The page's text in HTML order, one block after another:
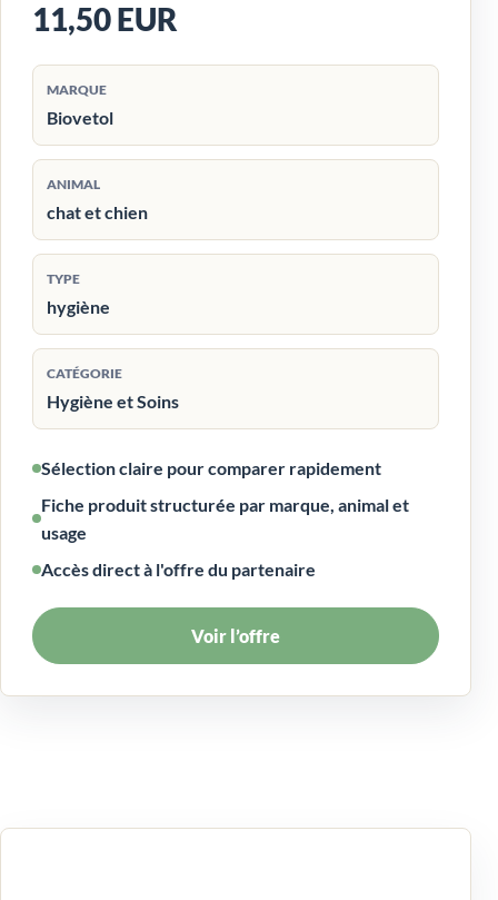
11,50 EUR
MARQUE
Biovetol
ANIMAL
chat et chien
TYPE
hygiène
CATÉGORIE
Hygiène et Soins
Sélection claire pour comparer rapidement
Fiche produit structurée par marque, animal et
usage
Accès direct à l'offre du partenaire
Voir l’offre